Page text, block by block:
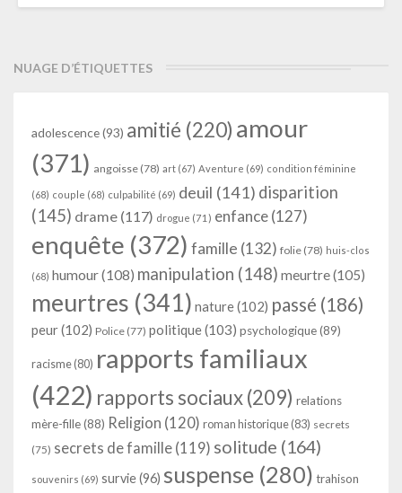
NUAGE D’ÉTIQUETTES
adolescence(93) amitié (220) amour
(371) angoisse (78) art (67) Aventure (69) condition féminine
(68) couple (68) culpabilité (69) deuil (141) disparition
(145) drame (117) drogue (71) enfance(127)
enquête (372) famille (132) folie (78) huis-clos
(68) humour(108) manipulation (148) meurtre(105)
meurtres (341) nature(102) passé (186)
peur(102) Police (77) politique(103) psychologique(89)
racisme (80) rapports familiaux
(422) rapports sociaux(209) relations
mère-fille(88) Religion (120) roman historique(83) secrets
(75) secrets de famille (119) solitude (164)
souvenirs (69) survie(96) suspense (280) trahison